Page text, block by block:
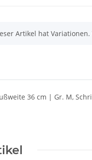
Artikel hat
36 cm | Gr. M,